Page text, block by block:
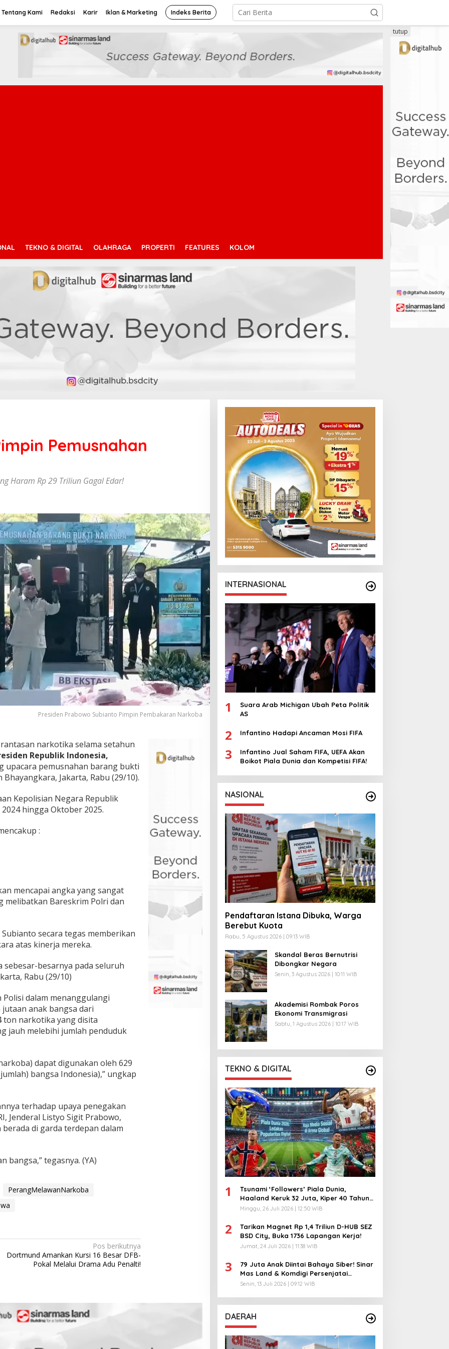
Tentang Kami Redaksi Karir Iklan & Marketing Indeks Berita
TEKNO & DIGITAL OLAHRAGA PROPERTI FEATURES KOLOM
tutup
Pemusnahan
Haram Rp 29 Triliun Gagal Edar!
Presiden Prabowo Subianto Pimpin Pembakaran Narkoba
narkotika selama setahun
Republik Indonesia,
upacara pemusnahan barang bukti
Jakarta, Rabu (29/10).
Kepolisian Negara Republik
hingga Oktober 2025.
:
mencapai angka yang sangat
melibatkan Bareskrim Polri dan
secara tegas memberikan
atas kinerja mereka.
sebesar-besarnya pada seluruh
Rabu (29/10)
dalam menanggulangi
anak bangsa dari
ton narkotika yang disita
jauh melebihi jumlah penduduk
dapat digunakan oleh 629
bangsa Indonesia),” ungkap
terhadap upaya penegakan
Jenderal Listyo Sigit Prabowo,
di garda terdepan dalam
bangsa,” tegasnya. (YA)
PerangMelawanNarkoba
Pos berikutnya
Dortmund Amankan Kursi 16 Besar DFB-
Pokal Melalui Drama Adu Penalti!
INTERNASIONAL
1
Suara Arab Michigan Ubah Peta Politik
AS
2 Infantino Hadapi Ancaman Mosi FIFA
3
Infantino Jual Saham FIFA, UEFA Akan
Boikot Piala Dunia dan Kompetisi FIFA!
NASIONAL
Pendaftaran Istana Dibuka, Warga
Berebut Kuota
Rabu, 5 Agustus 2026 | 09:13 WIB
Skandal Beras Bernutrisi
Dibongkar Negara
Senin, 3 Agustus 2026 | 10:11 WIB
Akademisi Rombak Poros
Ekonomi Transmigrasi
Sabtu, 1 Agustus 2026 | 10:17 WIB
TEKNO & DIGITAL
1
Tsunami ‘Followers’ Piala Dunia,
Haaland Keruk 32 Juta, Kiper 40 Tahun
Bikin Geger!
Minggu, 26 Juli 2026 | 12:50 WIB
2
Tarikan Magnet Rp 1,4 Triliun D-HUB SEZ
BSD City, Buka 1736 Lapangan Kerja!
Jumat, 24 Juli 2026 | 11:38 WIB
3
79 Juta Anak Diintai Bahaya Siber! Sinar
Mas Land & Komdigi Persenjatai
Ratusan Guru!
Senin, 13 Juli 2026 | 09:12 WIB
DAERAH